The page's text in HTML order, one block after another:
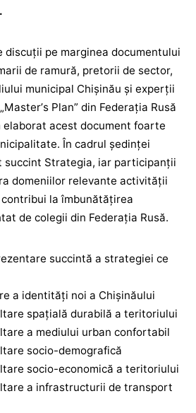
discuții pe marginea documentului
de ramură, pretorii de sector,
municipal Chișinău și experții
Plan” din Federația Rusă
elaborat acest document foarte
În cadrul ședinței
succint Strategia, iar participanții
domeniilor relevante activității
la îmbunătățirea
de colegii din Federația Rusă.
succintă a strategiei ce
a identități noi a Chișinăului
spațială durabilă a teritoriului
a mediului urban confortabil
socio-demografică
socio-economică a teritoriului
a infrastructurii de transport